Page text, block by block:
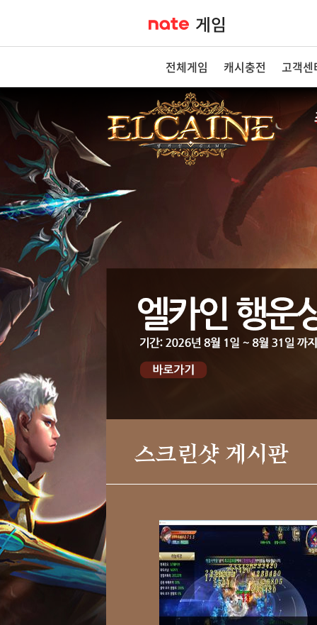
전체게임 캐시충전 고객센
스크린샷 게시판